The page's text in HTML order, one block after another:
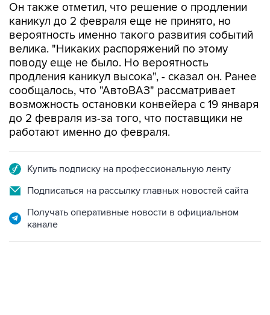
Он также отметил, что решение о продлении
каникул до 2 февраля еще не принято, но
вероятность именно такого развития событий
велика. "Никаких распоряжений по этому
поводу еще не было. Но вероятность
продления каникул высока", - сказал он. Ранее
сообщалось, что "АвтоВАЗ" рассматривает
возможность остановки конвейера с 19 января
до 2 февраля из-за того, что поставщики не
работают именно до февраля.
Купить подписку на профессиональную ленту
Подписаться на рассылку главных новостей сайта
Получать оперативные новости в официальном
канале